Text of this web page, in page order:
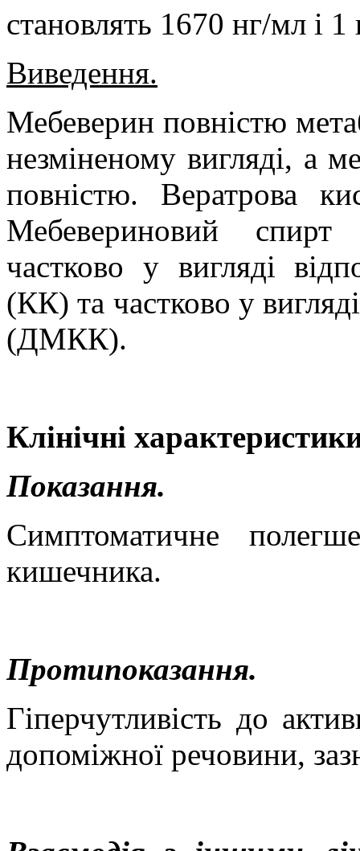
становлять 1670 нг/мл і 1
Виведення.
Мебеверин повністю
незміненому вигляді, а
повністю. Вератрова
Мебевериновий
частково у вигляді
(КК)та частково у
(ДМКК).
Клінічні
Показання.
Симптоматичне
кишечника.
Протипоказання.
Гіперчутливість до
допоміжної речовини,